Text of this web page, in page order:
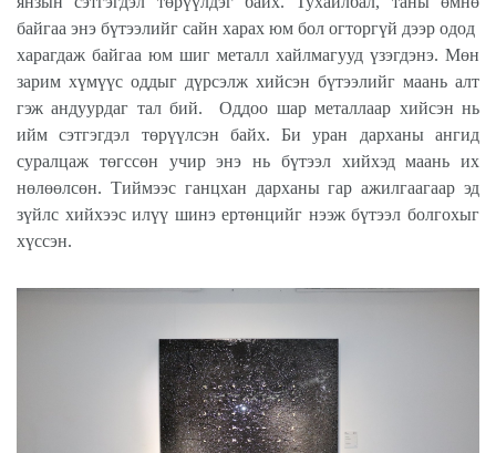
байгаа энэ бүтээлийг сайн харах юм бол огторгүй дээр одод
харагдаж байгаа юм шиг металл хайлмагууд үзэгдэнэ. Мөн
зарим хүмүүс оддыг дүрсэлж хийсэн бүтээлийг маань алт
гэж андуурдаг тал бий.
Оддоо шар металлаар хийсэн нь
ийм сэтгэгдэл төрүүлсэн байх. Би уран дарханы ангид
суралцаж төгссөн учир энэ нь бүтээл хийхэд маань их
нөлөөлсөн. Тиймээс ганцхан дарханы гар ажилгаагаар эд
зүйлс хийхээс илүү шинэ ертөнцийг нээж бүтээл болгохыг
хүссэн.